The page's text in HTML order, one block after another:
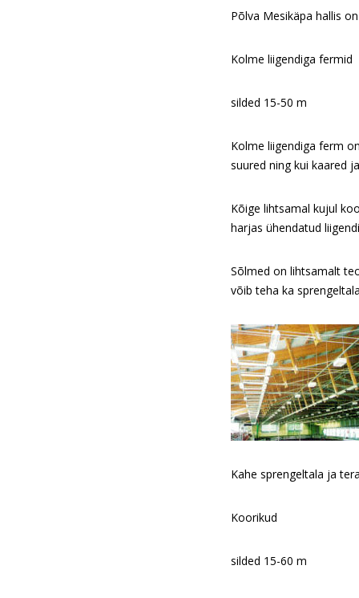
Põlva Mesikäpa hallis
Kolme liigendiga fermid
silded 15-50 m
Kolme liigendiga ferm
suured ning kui kaared
Kõige lihtsamal kujul
harjas ühendatud
Sõlmed on lihtsamalt
võib teha ka
Kahe sprengeltala ja
Koorikud
silded 15-60 m